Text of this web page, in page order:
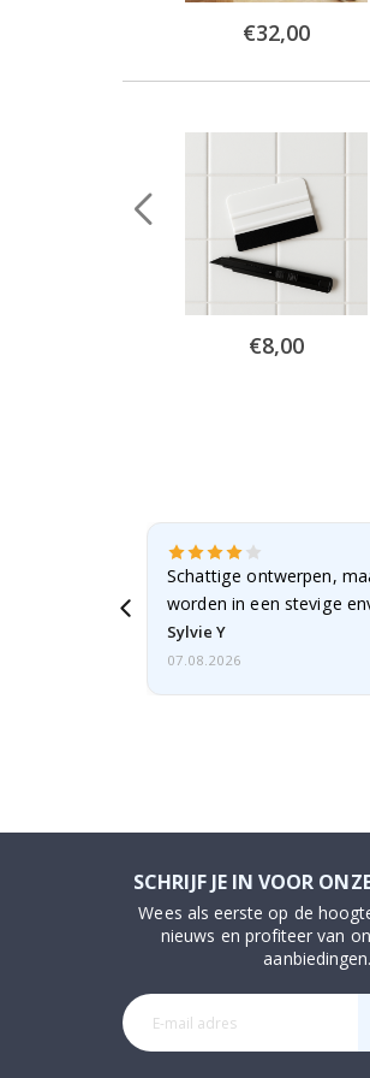
Special
Price
€32,00
Special
Price
€8,00
Schattige ontwerpen,
worden in een stevige
beetje…
Sylvie Y
07.08.2026
SCHRIJF JE IN VOOR
Wees als eerste op de
nieuws en profiteer van
aanbiedingen.